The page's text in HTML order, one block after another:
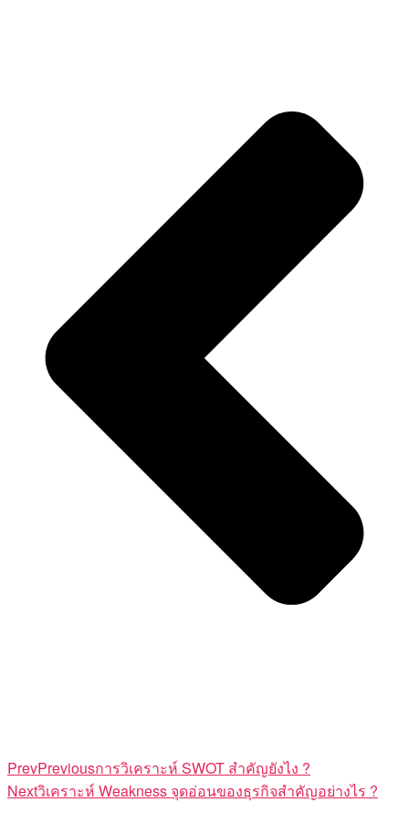
PrevPreviousการวิเคราะห์ SWOT สำคัญยังไง ?
Nextวิเคราะห์ Weakness จุดอ่อนของธุรกิจสำคัญอย่างไร ?